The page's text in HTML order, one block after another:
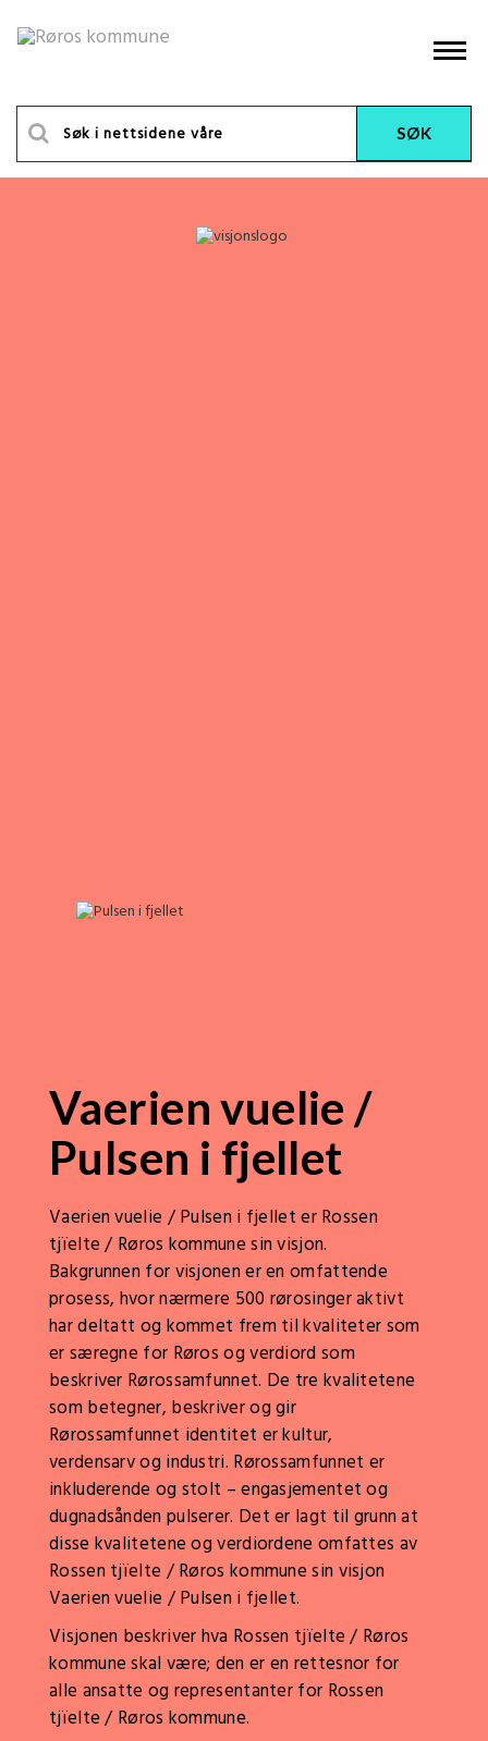
Vaerien vuelie /
Pulsen i fjellet
Vaerien vuelie / Pulsen i fjellet er Rossen
tjïelte / Røros kommune sin visjon.
Bakgrunnen for visjonen er en omfattende
prosess, hvor nærmere 500 rørosinger aktivt
har deltatt og kommet frem til kvaliteter som
er særegne for Røros og verdiord som
beskriver Rørossamfunnet. De tre kvalitetene
som betegner, beskriver og gir
Rørossamfunnet identitet er kultur,
verdensarv og industri. Rørossamfunnet er
inkluderende og stolt – engasjementet og
dugnadsånden pulserer. Det er lagt til grunn at
disse kvalitetene og verdiordene omfattes av
Rossen tjïelte / Røros kommune sin visjon
Vaerien vuelie / Pulsen i fjellet.
Visjonen beskriver hva Rossen tjïelte / Røros
kommune skal være; den er en rettesnor for
alle ansatte og representanter for Rossen
tjïelte / Røros kommune.